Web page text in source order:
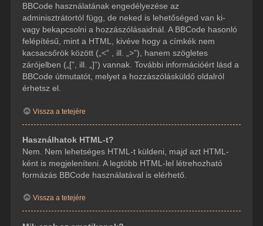
BBCode használatának engedélyezése az
adminisztrátortól függ, de neked is lehetőséged van ki-
vagy bekapcsolni a hozzászólásaidnál. A BBCode hasonló
felépítésű, mint a HTML, kivéve hogy a címkék nem
kacsacsőrök között („<” , ill. „>”), hanem szögletes
zárójelben („[”, ill. „]”) vannak. További információért lásd a
BBCode útmutatót, melyet a hozzászólásküldő oldalról
érhetsz el.
Vissza a tetejére
Használhatok HTML-t?
Nem. Nem lehetséges HTML-t küldeni, majd azt HTML-
ként is megjeleníteni. A legtöbb HTML-lel létrehozható
formázás BBCode használatával is elérhető.
Vissza a tetejére